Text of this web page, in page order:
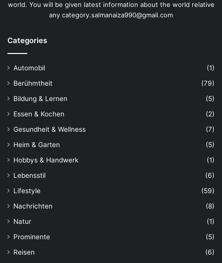
world. You will be given latest information about the world relative
any category.salmanaiza990@gmail.com
Categories
Automobil
(1)
Berühmtheit
(79)
Bildung & Lernen
(5)
Essen & Kochen
(2)
Gesundheit & Wellness
(7)
Heim & Garten
(5)
Hobbys & Handwerk
(1)
Lebensstil
(6)
Lifestyle
(59)
Nachrichten
(8)
Natur
(1)
Prominente
(5)
Reisen
(6)